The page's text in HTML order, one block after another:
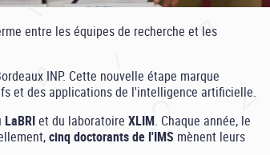
entre les équipes de recherche et les
INP. Cette nouvelle étape marque
et des applications de l'intelligence artificielle.
LaBRIet du laboratoire XLIM. Chaque année, le
cinq doctorants de l'IMS mènent leurs